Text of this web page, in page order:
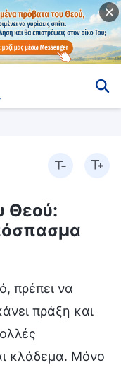
Θεού:
πρέπει να
πράξη και
κλάδεμα. Μόνο